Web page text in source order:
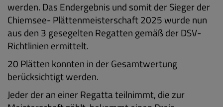
werden. Das Endergebnis und somit der Sieger der
Chiemsee- Plättenmeisterschaft 2025 wurde nun
aus den 3 gesegelten Regatten gemäß der DSV-
Richtlinien ermittelt.
20 Plätten konnten in der Gesamtwertung
berücksichtigt werden.
Jeder der an einer Regatta teilnimmt, die zur